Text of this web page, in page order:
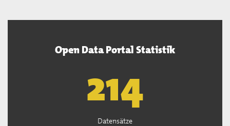
Open Data Portal Statistik
220
Datensätze